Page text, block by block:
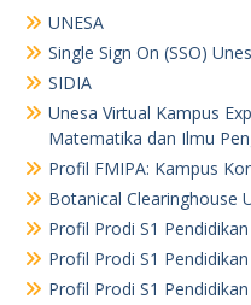
UNESA
Single Sign On (SSO)
SIDIA
Unesa Virtual Kampus
Matematika dan Ilmu
Profil FMIPA: Kampus
Botanical Clearinghouse
Profil Prodi S1
Profil Prodi S1
Profil Prodi S1